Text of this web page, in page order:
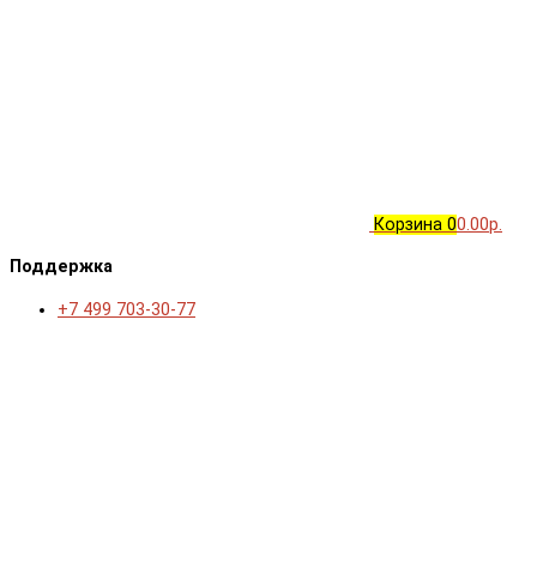
Корзина 00.00р.
Поддержка
+7 499 703-30-77